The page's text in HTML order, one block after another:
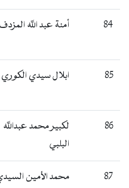
84 أمنة عبد الله المزدف
85 ابلال سيدي الكوري
86
لكبير محمد عبدالله
البلبي
87 محمد الأمين السيدي